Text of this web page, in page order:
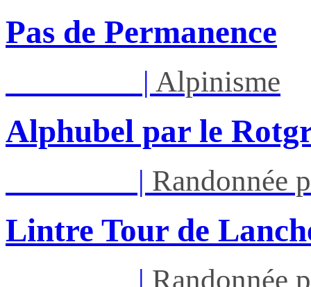
Pas de Permanence
| Alpinisme
Alphubel par le
| Randonnée
Lintre Tour de
| Randonnée